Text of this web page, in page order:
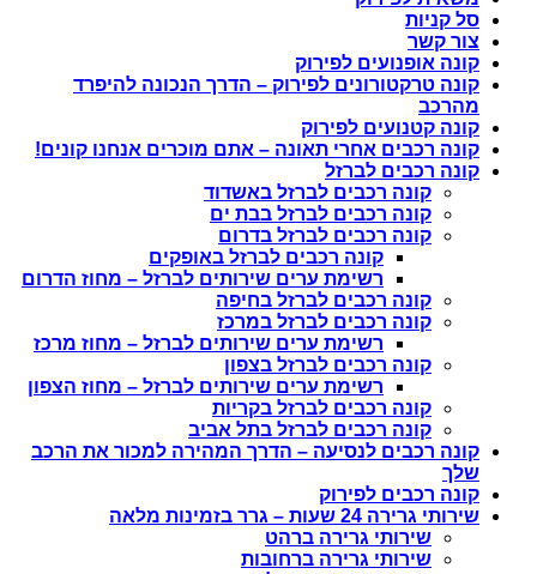
סל קניות
צור קשר
קונה אופנועים לפירוק
קונה טרקטורונים לפירוק – הדרך הנכונה להיפרד
מהרכב
קונה קטנועים לפירוק
קונה רכבים אחרי תאונה – אתם מוכרים אנחנו קונים!
קונה רכבים לברזל
קונה רכבים לברזל באשדוד
קונה רכבים לברזל בבת ים
קונה רכבים לברזל בדרום
קונה רכבים לברזל באופקים
רשימת ערים שירותים לברזל – מחוז הדרום
קונה רכבים לברזל בחיפה
קונה רכבים לברזל במרכז
רשימת ערים שירותים לברזל – מחוז מרכז
קונה רכבים לברזל בצפון
רשימת ערים שירותים לברזל – מחוז הצפון
קונה רכבים לברזל בקריות
קונה רכבים לברזל בתל אביב
קונה רכבים לנסיעה – הדרך המהירה למכור את הרכב
שלך
קונה רכבים לפירוק
שירותי גרירה 24 שעות – גרר בזמינות מלאה
שירותי גרירה ברהט
שירותי גרירה ברחובות